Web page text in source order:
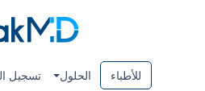
للأطباء الحلول تسجيل